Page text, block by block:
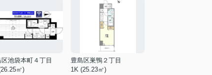
区池袋本町４丁目
㎡)
豊島区巣鴨２丁目
1K (25.23㎡)